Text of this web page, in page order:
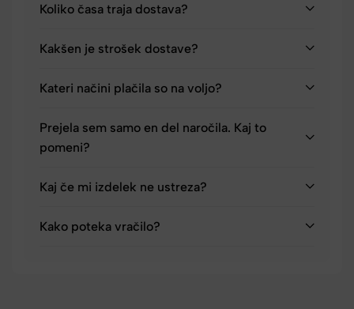
Koliko časa traja dostava?
Kakšen je strošek dostave?
Kateri načini plačila so na voljo?
Prejela sem samo en del naročila. Kaj to
pomeni?
Kaj če mi izdelek ne ustreza?
Kako poteka vračilo?